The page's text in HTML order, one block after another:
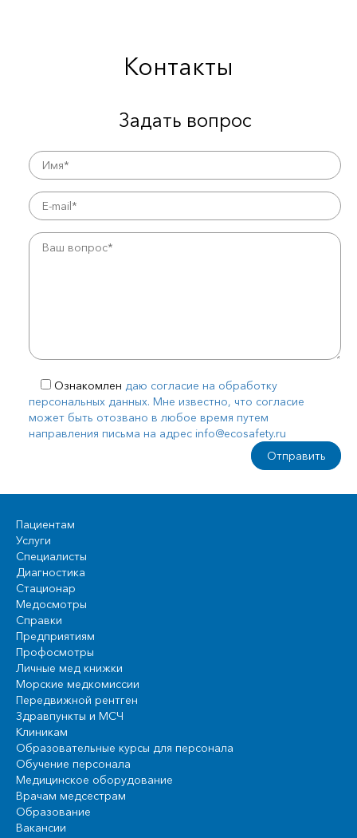
Контакты
Задать вопрос
Ознакомлен даю согласие на обработку
персональных данных. Мне известно, что согласие
может быть отозвано в любое время путем
направления письма на адрес info@ecosafety.ru
Пациентам
Услуги
Специалисты
Диагностика
Стационар
Медосмотры
Справки
Предприятиям
Профосмотры
Личные мед книжки
Морские медкомиссии
Передвижной рентген
Здравпункты и МСЧ
Клиникам
Образовательные курсы для персонала
Обучение персонала
Медицинское оборудование
Врачам медсестрам
Образование
Вакансии